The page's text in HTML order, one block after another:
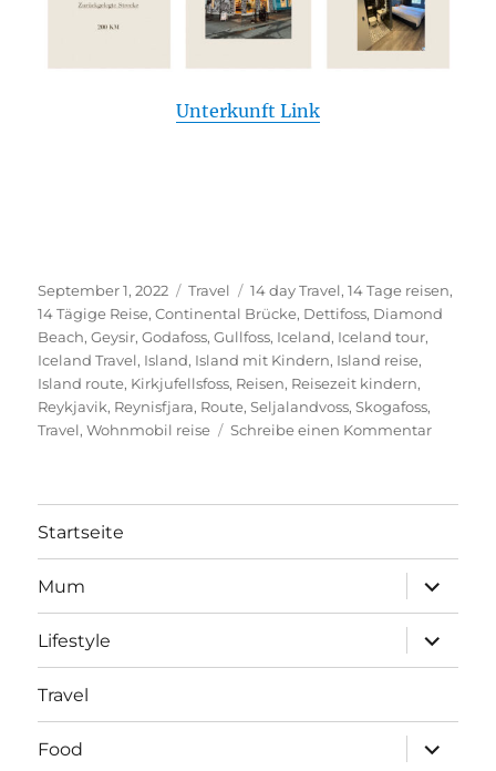
Unterkunft Link
Veröffentlicht
am
September 1, 2022 Kategorien
Travel Schlagwörter
14 day Travel,14 Tage reisen,
14 Tägige Reise,Continental Brücke, Dettifoss, Diamond
Beach,Geysir,Godafoss,Gullfoss, Iceland, Iceland tour,
Iceland Travel, Island, Island mit Kindern, Island reise,
Island route, Kirkjufellsfoss, Reisen, Reisezeit kindern,
Reykjavik, Reynisfjara, Route,Seljalandvoss,Skogafoss,
Travel,Wohnmobil reise Schreibe einen Kommentarzu
Startseite
Mum
öffnen
Lifestyle
öffnen
Travel
Food
öffnen